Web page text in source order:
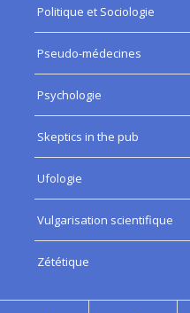
Politique et Sociologie
Pseudo-médecines
Psychologie
Skeptics in the pub
Ufologie
Vulgarisation scientifique
Zététique